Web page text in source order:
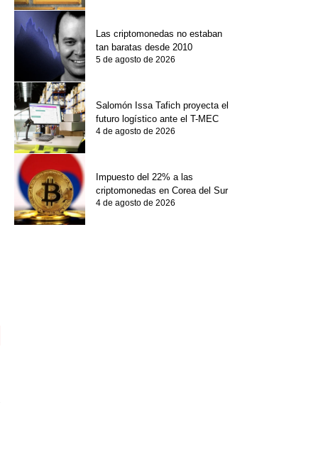
Las criptomonedas no estaban
tan baratas desde 2010
5 de agosto de 2026
Salomón Issa Tafich proyecta el
futuro logístico ante el T-MEC
4 de agosto de 2026
Impuesto del 22% a las
criptomonedas en Corea del Sur
4 de agosto de 2026